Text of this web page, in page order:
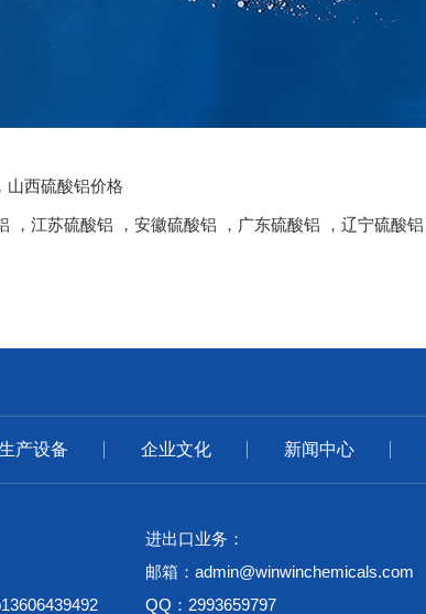
山西硫酸铝价格
， 江苏硫酸铝 ， 安徽硫酸铝 ， 广东硫酸铝 ， 辽宁硫酸铝
产设备 企业文化 新闻中心
进出口业务：
邮箱：admin@winwinchemicals.com
QQ：2993659797